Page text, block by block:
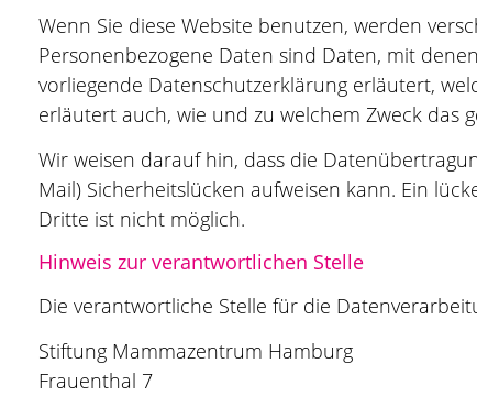
Wenn Sie diese Website benutzen, werden
Personenbezogene Daten sind Daten, mit
vorliegende Datenschutzerklärung erläutert,
erläutert auch, wie und zu welchem Zweck das
Wir weisen darauf hin, dass die
Mail) Sicherheitslücken aufweisen kann. Ein
Dritte ist nicht möglich.
Hinweis zur verantwortlichen Stelle
Die verantwortliche Stelle für die
Stiftung Mammazentrum Hamburg
Frauenthal 7